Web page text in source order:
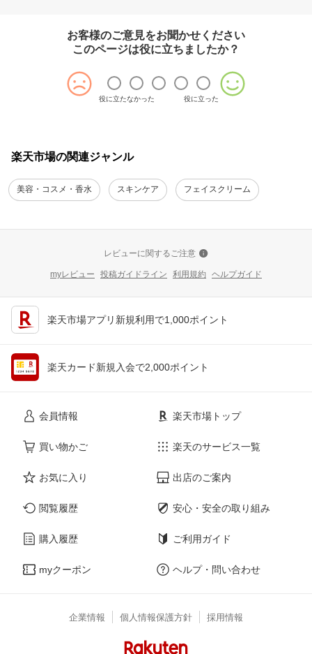
お客様のご意見をお聞かせください
このページは役に立ちましたか？
役に立たなかった 役に立った
楽天市場の関連ジャンル
美容・コスメ・香水 スキンケア フェイスクリーム
レビューに関するご注意
myレビュー 投稿ガイドライン 利用規約 ヘルプガイド
楽天市場アプリ新規利用で1,000ポイント
楽天カード新規入会で2,000ポイント
会員情報
買い物かご
お気に入り
閲覧履歴
購入履歴
myクーポン
楽天市場トップ
楽天のサービス一覧
出店のご案内
安心・安全の取り組み
ご利用ガイド
ヘルプ・問い合わせ
企業情報 個人情報保護方針 採用情報